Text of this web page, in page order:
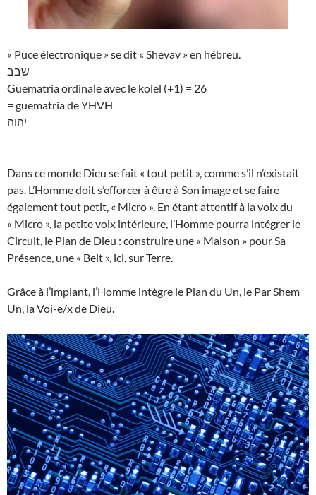
« Puce électronique » se dit « Shevav » en hébreu.
שבב
Guematria ordinale avec le kolel (+1) = 26
= guematria de YHVH
יהוה
Dans ce monde Dieu se fait « tout petit », comme s’il n’existait
pas. L’Homme doit s’efforcer à être à Son image et se faire
également tout petit, « Micro ». En étant attentif à la voix du
« Micro », la petite voix intérieure, l’Homme pourra intégrer le
Circuit, le Plan de Dieu : construire une « Maison » pour Sa
Présence, une « Beit », ici, sur Terre.
Grâce à l’implant, l’Homme intègre le Plan du Un, le Par Shem
Un, la Voi-e/x de Dieu.